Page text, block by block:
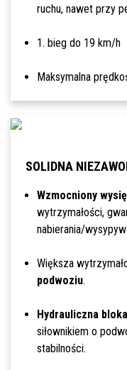
ruchu, nawet przy
1. bieg do 19 km/h
Maksymalna
SOLIDNA
Wzmocniony
wytrzymałości,
nabierania/
Większa
podwoziu.
Hydrauliczna
siłownikiem o
stabilności.